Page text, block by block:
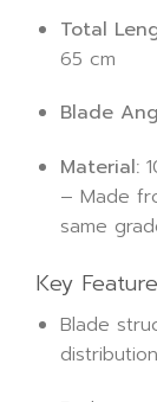
Total
65 cm
Blade
Material:
– Made
same
Key
Blade